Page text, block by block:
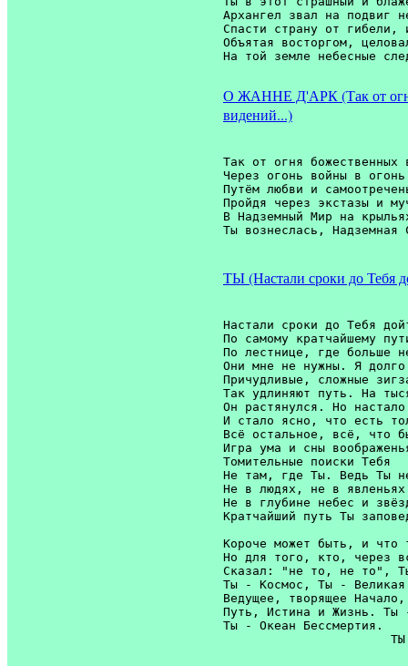
Архангел звал на подвиг
Спасти страну от
Объятая восторгом,
О ЖАННЕ Д'АРК (Так от
видений...)
Так от огня
Через огонь войны в
Путём любви и
Пройдя через экстазы и
В Надземный Мир на
ТЫ (Настали сроки до Тебя
Настали сроки до Тебя
По самому кратчайшему
По лестнице, где больше
Они мне не нужны. Я
Причудливые, сложные
Так удлиняют путь. На
Он растянулся. Но
И стало ясно, что есть
Всё остальное, всё, что
Игра ума и сны
Томительные поиски Тебя
Не там, где Ты. Ведь Ты
Не в людях, не в явленьях
Не в глубине небес и
Кратчайший путь Ты
Короче может быть, и что
Но для того, кто, через
Сказал: "не то, не то",
Ты - Космос, Ты - Великая
Ведущее, творящее Начало,
Путь, Истина и Жизнь. Ты
Ты - Океан Бессмертия.